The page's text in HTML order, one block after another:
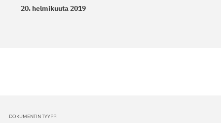
20. helmikuuta 2019
DOKUMENTIN TYYPPI